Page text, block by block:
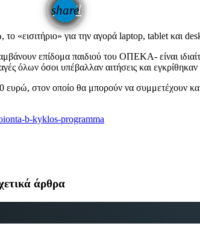
share
email
«εισιτήριο» για την αγορά laptop, tablet και
επίδομα παιδιού του ΟΠΕΚΑ- είναι
όλων όσοι υπέβαλλαν αιτήσεις και εγκρίθηκαν
στον οποίο θα μπορούν να συμμετέχουν και
b-kyklos-programma
άρθρα